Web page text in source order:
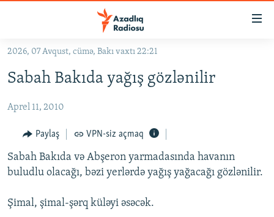
Əsas
qayıt
naviqasiyaya
Axtarışa
keç
KORRUPSIOMETR
#ƏSLINDƏ
FƏRQƏ BAX
QANUNI DOĞRU
ARAŞDIRMA
2026, 07 Avqust, cümə, Bakı vaxtı 22:21
Sabah Bakıda yağış gözlənilir
Aprel 11, 2010
Paylaş VPN-siz açmaq
Sabah Bakıda və Abşeron yarmadasında havanın
buludlu olacağı, bəzi yerlərdə yağış yağacağı gözlənilir.
Şimal, şimal-şərq küləyi əsəcək.